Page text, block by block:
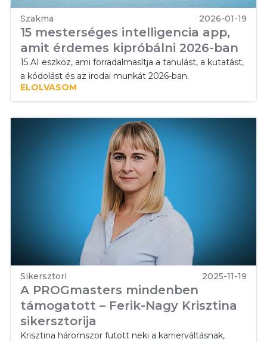
Szakma 2026-01-19
15 mesterséges intelligencia app,
amit érdemes kipróbálni 2026-ban
15 AI eszköz, ami forradalmasítja a tanulást, a kutatást,
a kódolást és az irodai munkát 2026-ban.
ELOLVASOM
Sikersztori 2025-11-19
A PROGmasters mindenben
támogatott – Ferik-Nagy Krisztina
sikersztorija
Krisztina háromszor futott neki a karrierváltásnak,